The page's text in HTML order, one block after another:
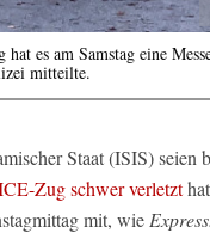
es am Samstag eine
mitteilte.
Staat (ISIS) seien
Zug schwer verletzt
mit, wie